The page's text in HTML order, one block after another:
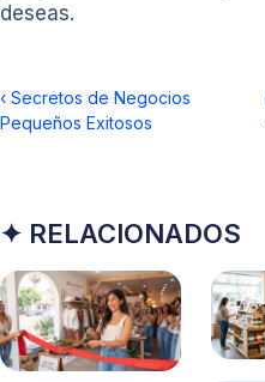
deseas.
‹ Secretos de Negocios
Pequeños Exitosos
✦ RELACIONADOS